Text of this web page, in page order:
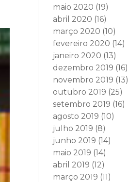
maio 2020 (19)
abril 2020 (16)
março 2020 (10)
fevereiro 2020 (14)
janeiro 2020 (13)
dezembro 2019 (16)
novembro 2019 (13)
outubro 2019 (25)
setembro 2019 (16)
agosto 2019 (10)
julho 2019 (8)
junho 2019 (14)
maio 2019 (14)
abril 2019 (12)
março 2019 (11)